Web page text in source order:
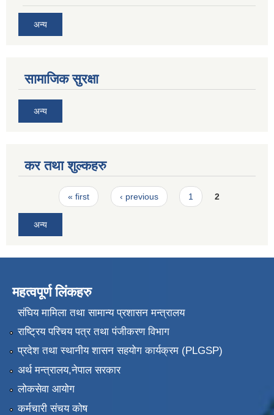
अन्य
सामाजिक सुरक्षा
अन्य
कर तथा शुल्कहरु
Pages« first ‹ previous 1 2
अन्य
महत्वपूर्ण लिंकहरु
संघिय मामिला तथा सामान्य प्रशासन मन्त्रालय
राष्ट्रिय परिचय पत्र तथा पंजीकरण विभाग
प्रदेश तथा स्थानीय शासन सहयोग कार्यक्रम (PLGSP)
अर्थ मन्त्रालय,नेपाल सरकार
लोकसेवा आयोग
कर्मचारी संचय कोष